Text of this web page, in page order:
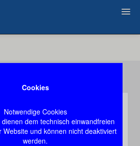
Cookies
Notwendige Cookies
dem technisch einwandfreien
Website und können nicht deaktiviert
werden.
Demozugang, das Video stoppt nach 60 Sekunden